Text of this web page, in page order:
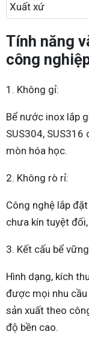
Xuất xứ
Tính năng
công
1. Không gỉ:
Bể nước inox lắp
SUS304,
mòn hóa học.
2. Không rò rỉ:
Công nghệ lắp
chưa kín tuyệt
3. Kết cấu bể
Hình dạng, kích
được mọi nhu
sản xuất theo
độ bền cao.